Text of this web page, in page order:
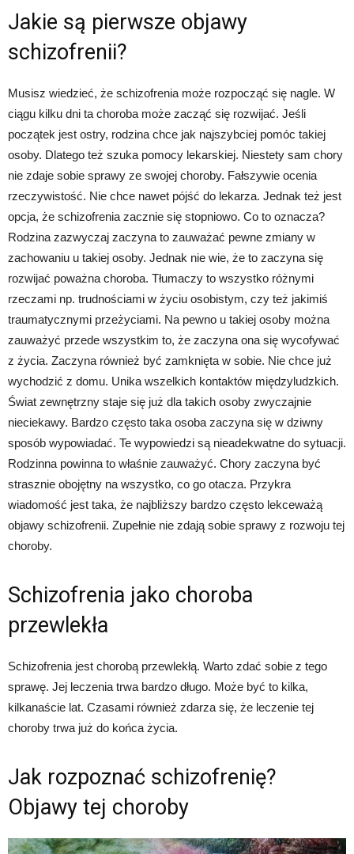
Jakie są pierwsze objawy
schizofrenii?
Musisz wiedzieć, że schizofrenia może rozpocząć się nagle. W
ciągu kilku dni ta choroba może zacząć się rozwijać. Jeśli
początek jest ostry, rodzina chce jak najszybciej pomóc takiej
osoby. Dlatego też szuka pomocy lekarskiej. Niestety sam chory
nie zdaje sobie sprawy ze swojej choroby. Fałszywie ocenia
rzeczywistość. Nie chce nawet pójść do lekarza. Jednak też jest
opcja, że schizofrenia zacznie się stopniowo. Co to oznacza?
Rodzina zazwyczaj zaczyna to zauważać pewne zmiany w
zachowaniu u takiej osoby. Jednak nie wie, że to zaczyna się
rozwijać poważna choroba. Tłumaczy to wszystko różnymi
rzeczami np. trudnościami w życiu osobistym, czy też jakimiś
traumatycznymi przeżyciami. Na pewno u takiej osoby można
zauważyć przede wszystkim to, że zaczyna ona się wycofywać
z życia. Zaczyna również być zamknięta w sobie. Nie chce już
wychodzić z domu. Unika wszelkich kontaktów międzyludzkich.
Świat zewnętrzny staje się już dla takich osoby zwyczajnie
nieciekawy. Bardzo często taka osoba zaczyna się w dziwny
sposób wypowiadać. Te wypowiedzi są nieadekwatne do sytuacji.
Rodzinna powinna to właśnie zauważyć. Chory zaczyna być
strasznie obojętny na wszystko, co go otacza. Przykra
wiadomość jest taka, że najbliższy bardzo często lekceważą
objawy schizofrenii. Zupełnie nie zdają sobie sprawy z rozwoju tej
choroby.
Schizofrenia jako choroba
przewlekła
Schizofrenia jest chorobą przewlekłą. Warto zdać sobie z tego
sprawę. Jej leczenia trwa bardzo długo. Może być to kilka,
kilkanaście lat. Czasami również zdarza się, że leczenie tej
choroby trwa już do końca życia.
Jak rozpoznać schizofrenię?
Objawy tej choroby